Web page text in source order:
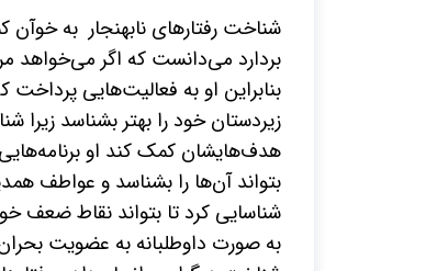
شناخت رفتارهای نابهنجار به خوآن
بردارد می‌دانست که اگر می‌خواهد
بنابراین او به فعالیت‌هایی
زیردستان خود را بهتر بشناسد زیرا
هدف‌هایشان کمک کند او برنامه‌هایی
بتواند آن‌ها را بشناسد و عواطف
شناسایی کرد تا بتواند نقاط ضعف
به صورت داوطلبانه به عضویت